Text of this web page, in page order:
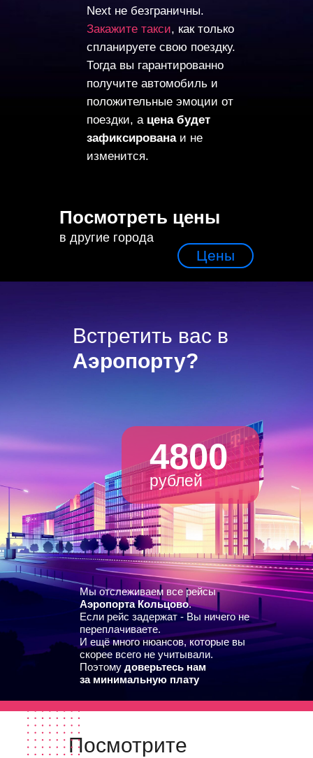
Next не безграничны.
Закажите такси, как только
спланируете свою поездку.
Тогда вы гарантированно
получите автомобиль и
положительные эмоции от
поездки, а цена будет
зафиксированаи не
изменится.
в другие города
Посмотреть цены
Цены
Встретить вас в
Аэропорту?
Мы отслеживаем все рейсы
Аэропорта Кольцово.
Если рейс задержат - Вы ничего не
переплачиваете.
И ещё много нюансов, которые вы
скорее всего не учитывали.
Поэтому доверьтесь нам
за минимальную плату
4800
рублей
Посмотрите